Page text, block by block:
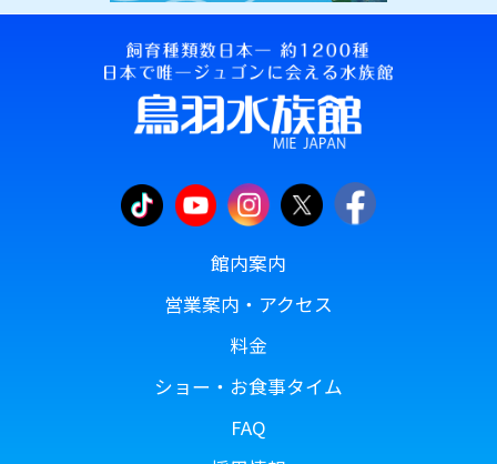
館内案内
営業案内・アクセス
料金
ショー・お食事タイム
FAQ